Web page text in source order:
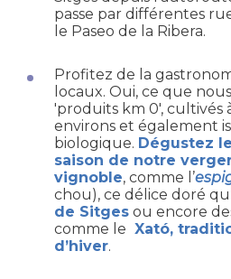
passe par différentes
le Paseo de la Ribera.
Profitez de la
locaux. Oui, ce que
'produits km 0', cultivés
environs et également
biologique. Dégustez
saison de notre
vignoble, comme l’
chou), ce délice doré
de Sitges ou encore
comme le Xató,
d’hiver.